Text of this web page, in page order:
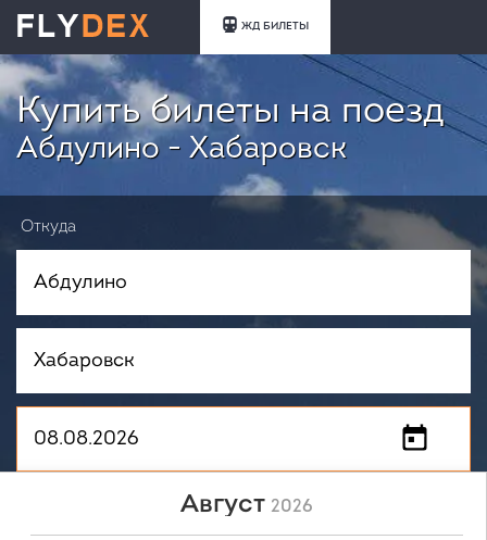
ЖД БИЛЕТЫ
Купить билеты на поезд
Абдулино - Хабаровск
Откуда
НАЙТИ
Август 2026